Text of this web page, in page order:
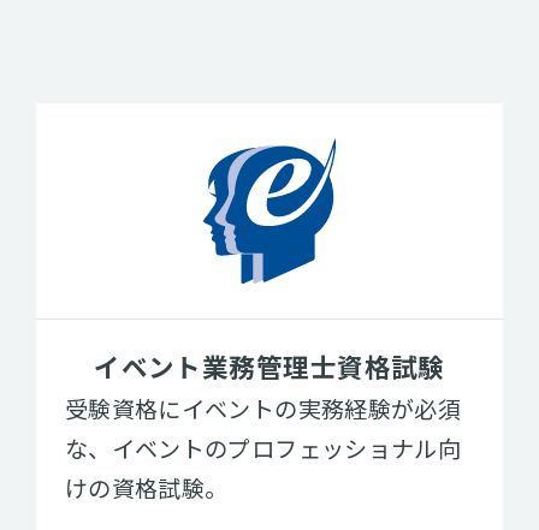
イベント業務管理士資格試験
受験資格にイベントの実務経験が必須
な、イベントのプロフェッショナル向
けの資格試験。